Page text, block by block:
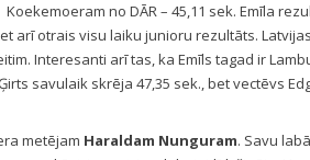
no DĀR – 45,11 sek. Emīla
arī otrais visu laiku junioru rezultāts.
Interesanti arī tas, ka Emīls tagad ir
savulaik skrēja 47,35 sek., bet vectēvs
metējam Haraldam Nunguram. Savu